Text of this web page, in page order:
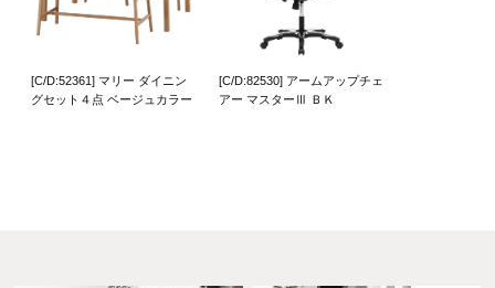
[C/D:52361] マリー ダイニン
グセット４点 ベージュカラー
[C/D:82530] アームアップチェ
アー マスターⅢ ＢＫ